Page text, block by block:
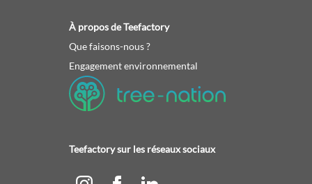
À propos de Teefactory
Que faisons-nous ?
Engagement environnemental
Teefactory sur les réseaux sociaux